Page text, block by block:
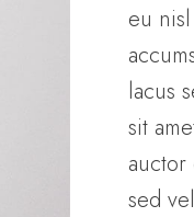
eu
lacus
sit
sed